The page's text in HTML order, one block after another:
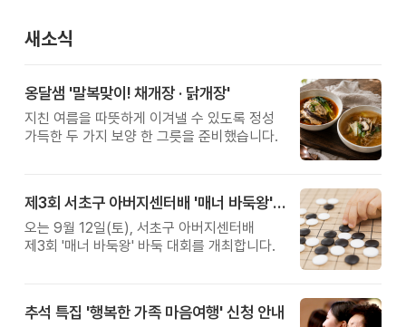
새소식
옹달샘 '말복맞이! 채개장 · 닭개장'
지친 여름을 따뜻하게 이겨낼 수 있도록 정성
가득한 두 가지 보양 한 그릇을 준비했습니다.
제3회 서초구 아버지센터배 '매너 바둑왕' 대회
오는 9월 12일(토), 서초구 아버지센터배
제3회 '매너 바둑왕' 바둑 대회를 개최합니다.
추석 특집 '행복한 가족 마음여행' 신청 안내